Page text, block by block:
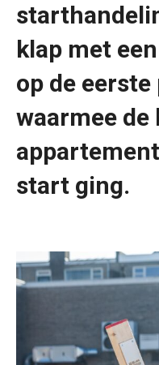
klap met
op de
waarmee de
start ging.